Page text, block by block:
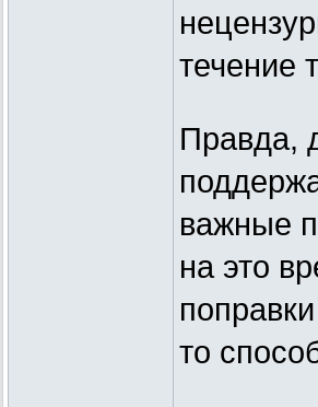
течение
Правда,
важные
на это
то